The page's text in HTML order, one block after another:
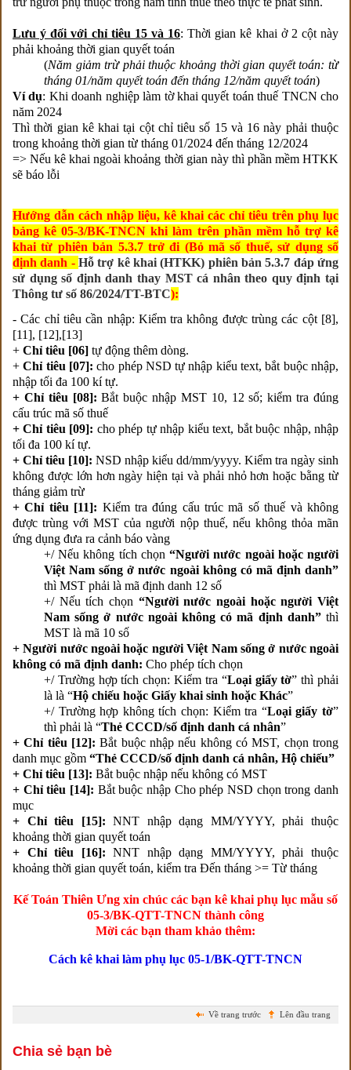
Lưu ý đối với chỉ tiêu 15 và 16: Thời gian kê khai ở 2 cột này
phải khoảng thời gian quyết toán
(Năm giảm trừ phải thuộc khoảng thời gian quyết toán: từ
tháng 01/năm quyết toán đến tháng 12/năm quyết toán)
Ví dụ: Khi doanh nghiệp làm tờ khai quyết toán thuế TNCN cho
năm 2024
Thì thời gian kê khai tại cột chỉ tiêu số 15 và 16 này phải thuộc
trong khoảng thời gian từ tháng 01/2024 đến tháng 12/2024
=> Nếu kê khai ngoài khoảng thời gian này thì phần mềm HTKK
sẽ báo lỗi
Hướng dẫn cách nhập liệu, kê khai các chỉ tiêu trên phụ lục
bảng kê 05-3/BK-TNCN khi làm trên phần mềm hỗ trợ kê
khai từ phiên bản 5.3.7 trở đi (Bỏ mã số thuế, sử dụng số
định danh - Hỗ trợ kê khai (HTKK) phiên bản 5.3.7 đáp ứng
sử dụng số định danh thay MST cá nhân theo quy định tại
Thông tư số 86/2024/TT-BTC):
- Các chỉ tiêu cần nhập: Kiểm tra không được trùng các cột [8],
[11], [12],[13]
+ Chỉ tiêu [06] tự động thêm dòng.
+Chỉ tiêu [07]: cho phép NSD tự nhập kiểu text, bắt buộc nhập,
nhập tối đa 100 kí tự.
+ Chỉ tiêu [08]:Bắt buộc nhập MST 10, 12 số; kiểm tra đúng
cấu trúc mã số thuế
+ Chỉ tiêu [09]: cho phép tự nhập kiểu text, bắt buộc nhập, nhập
tối đa 100 kí tự.
+ Chỉ tiêu [10]: NSD nhập kiểu dd/mm/yyyy. Kiểm tra ngày sinh
không được lớn hơn ngày hiện tại và phải nhỏ hơn hoặc bằng từ
tháng giảm trừ
+ Chỉ tiêu [11]: Kiểm tra đúng cấu trúc mã số thuế và không
được trùng với MST của người nộp thuế, nếu không thỏa mãn
ứng dụng đưa ra cảnh báo vàng
+/ Nếu không tích chọn“Người nước ngoài hoặc người
Việt Nam sống ở nước ngoài không có mã định danh”
thì MST phải là mã định danh 12 số
+/ Nếu tích chọn “Người nước ngoài hoặc người Việt
Nam sống ở nước ngoài không có mã định danh” thì
MST là mã 10 số
+ Người nước ngoài hoặc người Việt Nam sống ở nước ngoài
không có mã định danh: Cho phép tích chọn
+/ Trường hợp tích chọn: Kiểm tra “Loại giấy tờ” thì phải
là là “Hộ chiếu hoặc Giấy khai sinh hoặc Khác”
+/ Trường hợp không tích chọn: Kiểm tra “Loại giấy tờ”
thì phải là “Thẻ CCCD/số định danh cá nhân”
+ Chỉ tiêu [12]:Bắt buộc nhập nếu không có MST, chọn trong
danh mục gồm “Thẻ CCCD/số định danh cá nhân, Hộ chiếu”
+ Chỉ tiêu [13]: Bắt buộc nhập nếu không có MST
+ Chỉ tiêu [14]: Bắt buộc nhập Cho phép NSD chọn trong danh
mục
+ Chỉ tiêu [15]:NNT nhập dạng MM/YYYY, phải thuộc
khoảng thời gian quyết toán
+ Chỉ tiêu [16]:NNT nhập dạng MM/YYYY, phải thuộc
khoảng thời gian quyết toán, kiểm tra Đến tháng >= Từ tháng
Kế Toán Thiên Ưng xin chúc các bạn kê khai phụ lục mẫu số
05-3/BK-QTT-TNCN thành công
Mời các bạn tham khảo thêm:
Cách kê khai làm phụ lục 05-1/BK-QTT-TNCN
Lên đầu trang
Về trang trước
Chia sẻ bạn bè